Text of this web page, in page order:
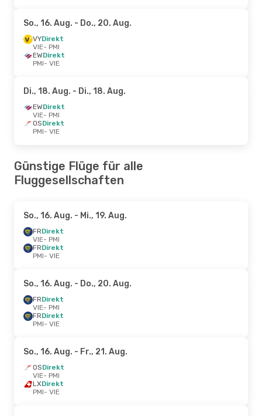
So., 16. Aug. - Do., 20. Aug.
VYDirekt
VIE- PMI
EWDirekt
PMI- VIE
Di., 18. Aug. - Di., 18. Aug.
EWDirekt
VIE- PMI
OSDirekt
PMI- VIE
Günstige Flüge für alle
Fluggesellschaften
So., 16. Aug. - Mi., 19. Aug.
FRDirekt
VIE- PMI
FRDirekt
PMI- VIE
So., 16. Aug. - Do., 20. Aug.
FRDirekt
VIE- PMI
FRDirekt
PMI- VIE
So., 16. Aug. - Fr., 21. Aug.
OSDirekt
VIE- PMI
LXDirekt
PMI- VIE